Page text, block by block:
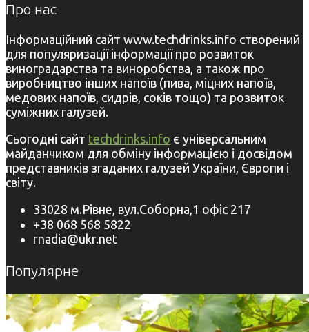
Про нас
Інформаційний сайт www.techdrinks.info створений
для популяризації інформації про розвиток
виноградарства та виноробства, а також про
виробництво інших напоїв (пива, міцних напоїв,
медових напоїв, сидрів, соків тощо) та розвиток
суміжних галузей.
Сьогодні сайт techdrinks.info є універсальним
майданчиком для обміну інформацією і досвідом
представників згаданих галузей України, Європи і
світу.
33028 м.Рівне, вул.Соборна,1 офіс 217
+38 068 568 5822
rnadia@ukr.net
Популярне